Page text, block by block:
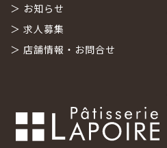
＞ お知らせ
＞ 求人募集
＞ 店舗情報・お問合せ